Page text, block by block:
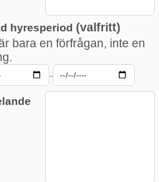
hyresperiod (valfritt)
bara en förfrågan, inte en
–